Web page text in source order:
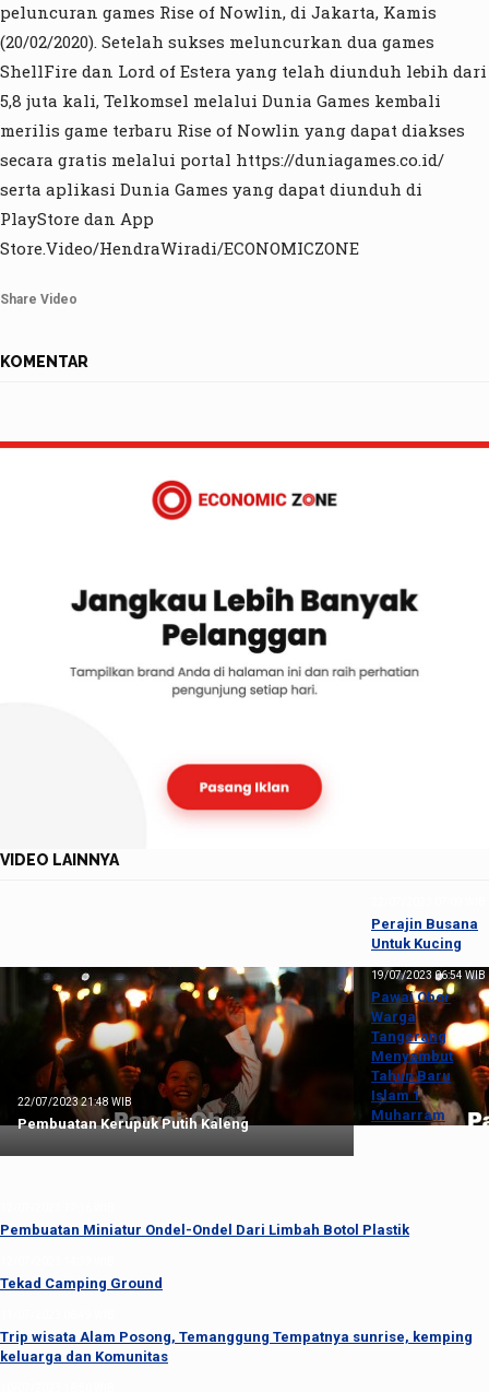
peluncuran games Rise of Nowlin, di Jakarta, Kamis
(20/02/2020). Setelah sukses meluncurkan dua games
ShellFire dan Lord of Estera yang telah diunduh lebih dari
5,8 juta kali, Telkomsel melalui Dunia Games kembali
merilis game terbaru Rise of Nowlin yang dapat diakses
secara gratis melalui portal https://duniagames.co.id/
serta aplikasi Dunia Games yang dapat diunduh di
PlayStore dan App
Store.Video/HendraWiradi/ECONOMICZONE
Share Video
KOMENTAR
VIDEO LAINNYA
22/07/2023 21:48 WIB
Pembuatan Kerupuk Putih Kaleng
Perajin Busana
Untuk Kucing
19/07/2023 06:54 WIB
Pawai Obor
Warga
Tangerang
Menyambut
Tahun Baru
Islam 1
Muharram
Pembuatan Miniatur Ondel-Ondel Dari Limbah Botol Plastik
Tekad Camping Ground
Trip wisata Alam Posong, Temanggung Tempatnya sunrise, kemping
keluarga dan Komunitas